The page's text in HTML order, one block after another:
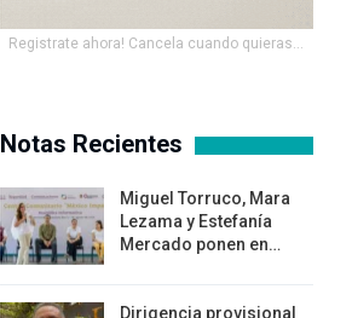
Registrate ahora! Cancela cuando quieras...
Notas Recientes
Miguel Torruco, Mara
Lezama y Estefanía
Mercado ponen en…
Dirigencia provisional